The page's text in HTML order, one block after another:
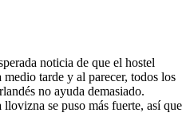
noticia de que el hostel
tarde y al parecer, todos los
no ayuda demasiado.
se puso más fuerte, así que